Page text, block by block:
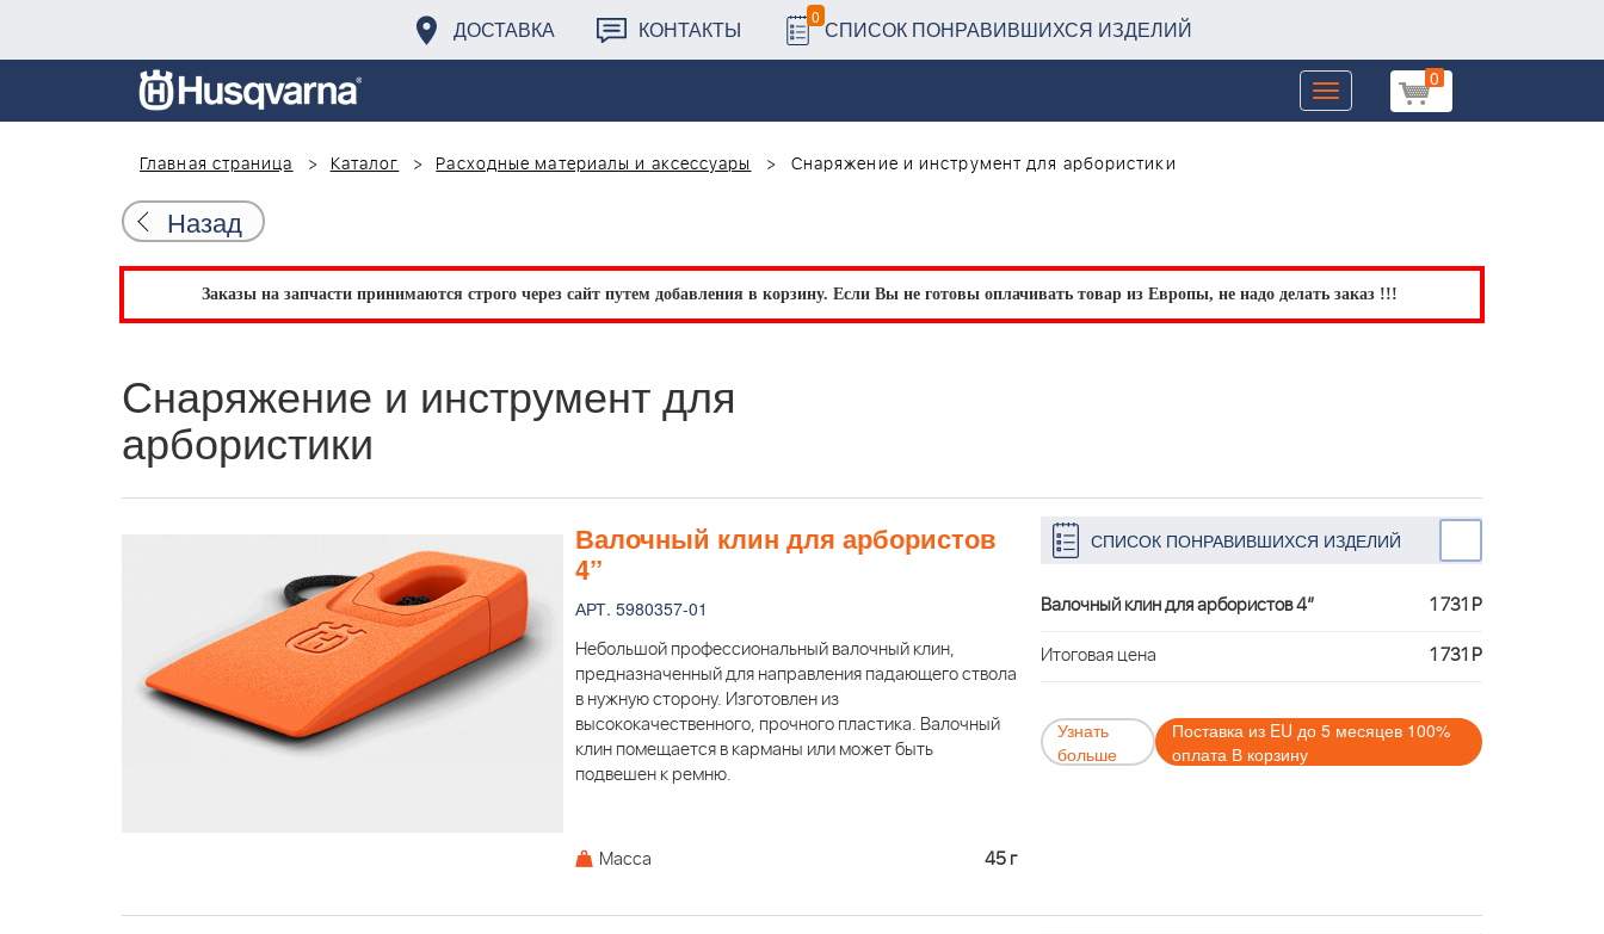
ДОСТАВКА КОНТАКТЫ 0 СПИСОК ПОНРАВИВШИХСЯ ИЗДЕЛИЙ
0
Toggle
navigation
Главная страница
Каталог Расходные материалы и аксессуары Снаряжение и инструмент для арбористики
Назад
Заказы на запчасти принимаются строго через сайт путем добавления в корзину. Если Вы не готовы оплачивать товар из Европы, не надо делать заказ !!!
Снаряжение и инструмент для
арбористики
Валочный клин для арбористов
4”
АРТ. 5980357-01
Небольшой профессиональный валочный клин,
предназначенный для направления падающего ствола
в нужную сторону. Изготовлен из
высококачественного, прочного пластика. Валочный
клин помещается в карманы или может быть
подвешен к ремню.
Масса 45 г
СПИСОК ПОНРАВИВШИХСЯ ИЗДЕЛИЙ
Валочный клин для арбористов 4”
1 731 Р
Итоговая цена
1 731 Р
Узнать
больше
Поставка из EU до 5 месяцев 100%
оплата В корзину